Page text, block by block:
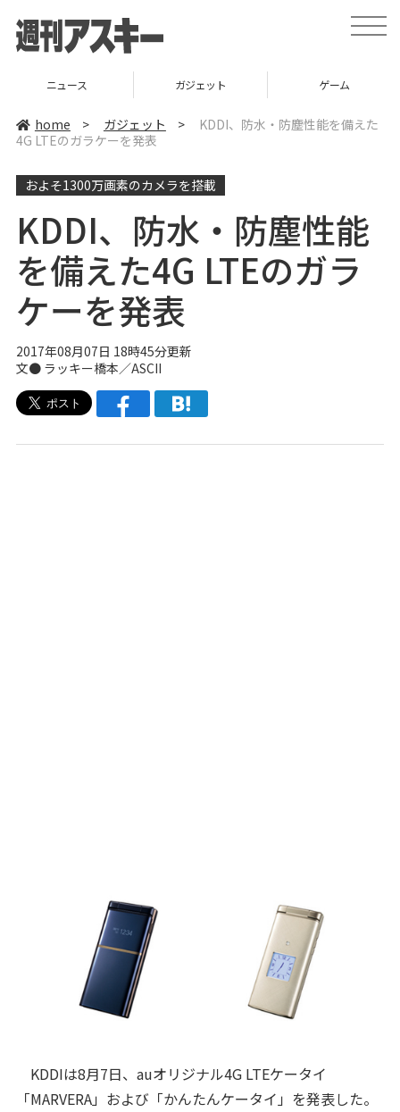
t
o
v
n
ニュース ガジェット ゲーム
home > ガジェット >
KDDI、防水・防塵性能を備えた
4G LTEのガラケーを発表
およそ1300万画素のカメラを搭載
KDDI、防水・防塵性能
を備えた4G LTEのガラ
ケーを発表
2017年08月07日 18時45分更新
文● ラッキー橋本／ASCII
KDDIは8月7日、auオリジナル4G LTEケータイ
「MARVERA」および「かんたんケータイ」を発表した。